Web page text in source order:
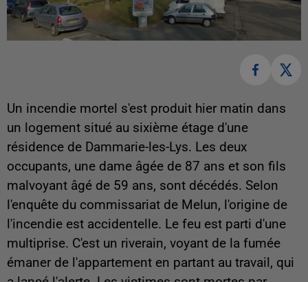
Un incendie mortel s'est produit hier matin dans
un logement situé au sixième étage d'une
résidence de Dammarie-les-Lys. Les deux
occupants, une dame âgée de 87 ans et son fils
malvoyant âgé de 59 ans, sont décédés. Selon
l'enquête du commissariat de Melun, l'origine de
l'incendie est accidentelle. Le feu est parti d'une
multiprise. C'est un riverain, voyant de la fumée
émaner de l'appartement en partant au travail, qui